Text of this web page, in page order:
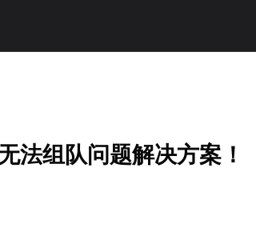
法组队问题解决方案！